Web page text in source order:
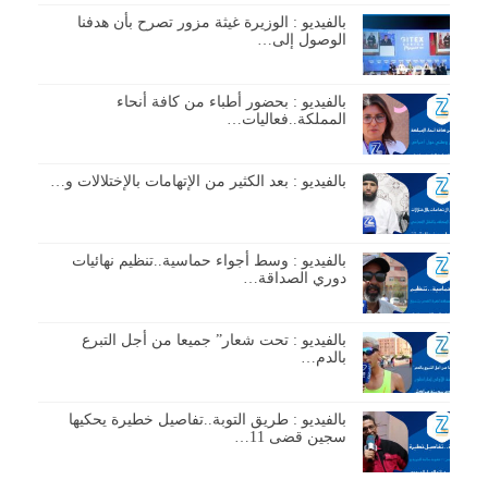
بالفيديو : الوزيرة غيثة مزور تصرح بأن هدفنا
الوصول إلى…
بالفيديو : بحضور أطباء من كافة أنحاء
المملكة..فعاليات…
بالفيديو : بعد الكثير من الإتهامات بالإختلالات و…
بالفيديو : وسط أجواء حماسية..تنظيم نهائيات
دوري الصداقة…
بالفيديو : تحت شعار” جميعا من أجل التبرع
بالدم…
بالفيديو : طريق التوبة..تفاصيل خطيرة يحكيها
سجين قضى 11…